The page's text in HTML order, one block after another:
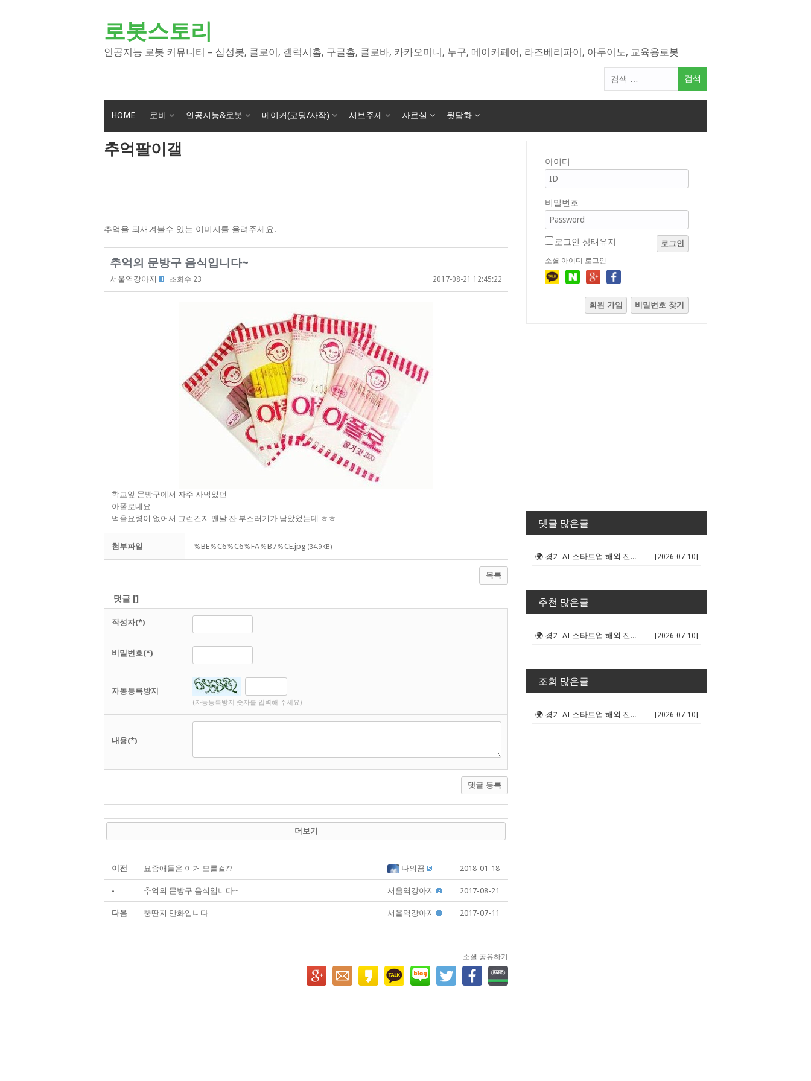
로봇스토리
인공지능 로봇 커뮤니티 – 삼성봇, 클로이, 갤럭시홈, 구글홈, 클로바, 카카오미니, 누구, 메이커페어, 라즈베리파이, 아두이노, 교육용로봇
색
HOME 로비 인공지능&로봇 메이커(코딩/자작) 서브주제 자료실 뒷담화
추억팔이갤
추억을 되새겨볼수 있는 이미지를 올려주세요.
추억의 문방구 음식입니다~
서울역강아지 조회수 23 2017-08-21 12:45:22
학교앞 문방구에서 자주 사먹었던
아폴로네요
먹을요령이 없어서 그런건지 맨날 잔 부스러기가 남았었는데 ㅎㅎ
첨부파일 ％BE％C6％C6％FA％B7％CE.jpg (34.9KB)
목록
댓글 []
작성자(*)
비밀번호(*)
자동등록방지
(자동등록방지 숫자를 입력해 주세요)
내용(*)
댓글 등록
더보기
이전 요즘애들은 이거 모를걸?? 나의꿈 2018-01-18
- 추억의 문방구 음식입니다~ 서울역강아지 2017-08-21
다음 뚱딴지 만화입니다 서울역강아지 2017-07-11
소셜 공유하기
아이디
비밀번호
로그인 상태유지 로그인
소셜 아이디 로그인
회원 가입 비밀번호 찾기
댓글 많은글
🌍 경기 AI 스타트업 해외 진출 판... [2026-07-10]
추천 많은글
🌍 경기 AI 스타트업 해외 진출 판... [2026-07-10]
조회 많은글
🌍 경기 AI 스타트업 해외 진출 판... [2026-07-10]